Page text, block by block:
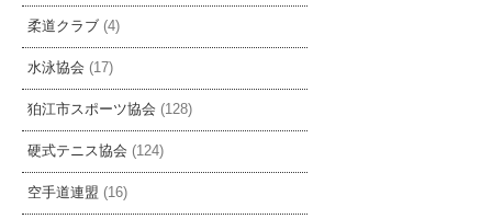
柔道クラブ (4)
水泳協会 (17)
狛江市スポーツ協会 (128)
硬式テニス協会 (124)
空手道連盟 (16)